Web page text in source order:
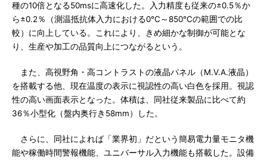
種の10倍となる50msに高速化した。入力精度も従来の±0.5％か
ら±0.2％（測温抵抗体入力における0℃～850℃の範囲での比
較）に向上している。これにより、きめ細かな制御が可能とな
り、生産や加工の品質向上につながるという。
また、高視野角・高コントラストの液晶パネル（M.V.A.液晶）
を搭載する他、現在温度の表示に視認性の高い白色を採用。視認
性の高い画面表示となった。体積は、同社従来製品に比べて約
36％小型化（盤内奥行き58mm）した。
さらに、同社によれば「業界初」だという簡易電力量モニタ機
能や稼働時間警報機能、ユニバーサル入力機能も搭載した。設備